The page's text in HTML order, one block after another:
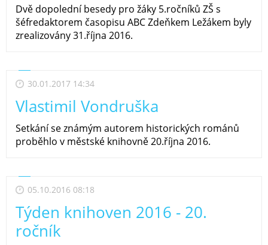
Dvě dopolední besedy pro žáky 5.ročníků ZŠ s
šéfredaktorem časopisu ABC Zdeňkem Ležákem byly
zrealizovány 31.října 2016.
30.01.2017 14:34
Vlastimil Vondruška
Setkání se známým autorem historických románů
proběhlo v městské knihovně 20.října 2016.
05.10.2016 08:18
Týden knihoven 2016 - 20.
ročník